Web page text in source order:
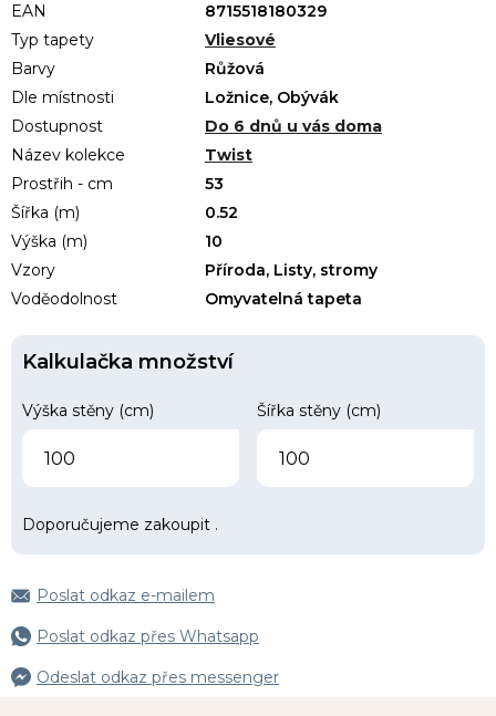
EAN
8715518180329
Typ tapety
Vliesové
Barvy
Růžová
Dle místnosti
Ložnice, Obývák
Dostupnost
Do 6 dnů u vás doma
Název kolekce
Twist
Prostřih - cm
53
Šířka (m)
0.52
Výška (m)
10
Vzory
Příroda, Listy, stromy
Voděodolnost
Omyvatelná tapeta
Kalkulačka množství
Výška stěny (cm) Šířka stěny (cm)
Doporučujeme zakoupit .
Poslat odkaz e-mailem
Poslat odkaz přes Whatsapp
Odeslat odkaz přes messenger